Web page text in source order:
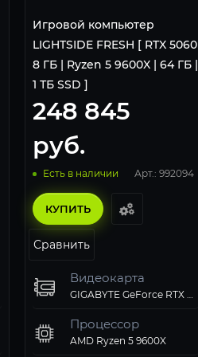
Игровой компьютер
LIGHTSIDE FRESH [ RTX 5060
8 ГБ | Ryzen 5 9600X | 64 ГБ |
1 ТБ SSD ]
248 845
руб.
Есть в наличии Арт.: 992094
КУПИТЬ
Сравнить
Видеокарта
Процессор
AMD Ryzen 5 9600X